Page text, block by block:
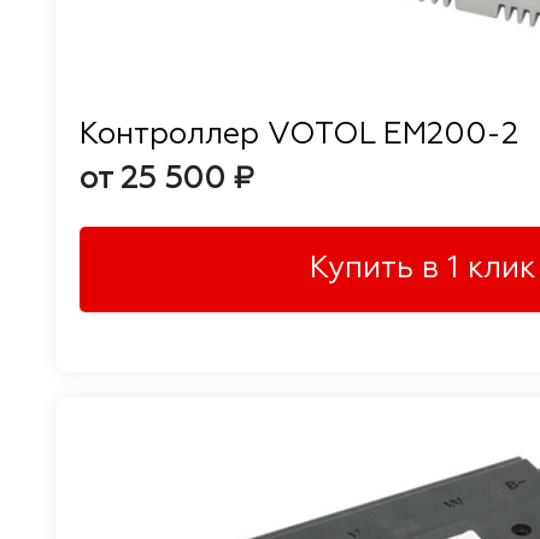
Контроллер VOTOL EM200-2
от 25 500 ₽
Купить в 1 клик